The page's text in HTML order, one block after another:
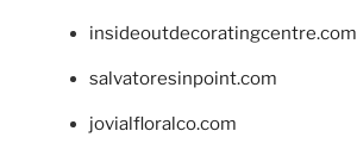
insideoutdecoratingcentre.com
salvatoresinpoint.com
jovialfloralco.com